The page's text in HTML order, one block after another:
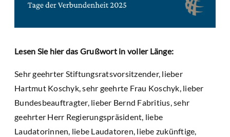
Lesen Sie hier das Grußwort in voller Länge:
Sehr geehrter Stiftungsratsvorsitzender, lieber
Hartmut Koschyk, sehr geehrte Frau Koschyk, lieber
Bundesbeauftragter, lieber Bernd Fabritius, sehr
geehrter Herr Regierungspräsident, liebe
Laudatorinnen, liebe Laudatoren, liebe zukünftige,